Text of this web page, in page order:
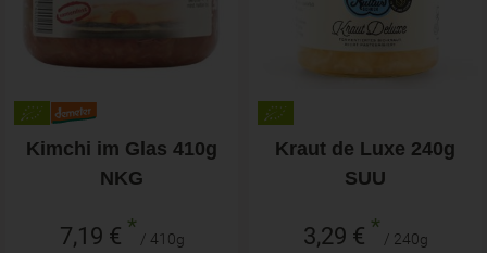
Kimchi im Glas 410g
NKG
7,19 € * / 410g
Kraut de Luxe 240g
SUU
3,29 € * / 240g